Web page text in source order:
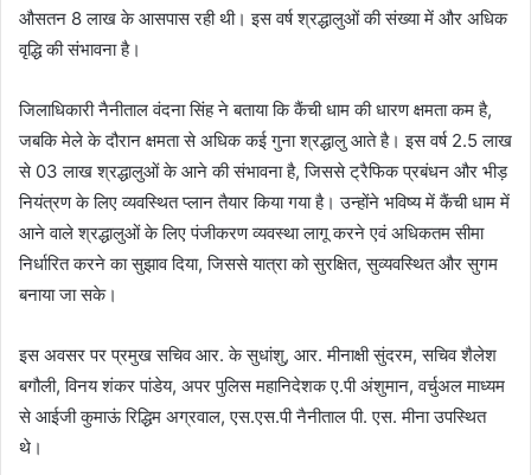
औसतन 8 लाख के आसपास रही थी। इस वर्ष श्रद्धालुओं की संख्या में और अधिक
वृद्धि की संभावना है।
जिलाधिकारी नैनीताल वंदना सिंह ने बताया कि कैंची धाम की धारण क्षमता कम है,
जबकि मेले के दौरान क्षमता से अधिक कई गुना श्रद्धालु आते है। इस वर्ष 2.5 लाख
से 03 लाख श्रद्धालुओं के आने की संभावना है, जिससे ट्रैफिक प्रबंधन और भीड़
नियंत्रण के लिए व्यवस्थित प्लान तैयार किया गया है। उन्होंने भविष्य में कैंची धाम में
आने वाले श्रद्धालुओं के लिए पंजीकरण व्यवस्था लागू करने एवं अधिकतम सीमा
निर्धारित करने का सुझाव दिया, जिससे यात्रा को सुरक्षित, सुव्यवस्थित और सुगम
बनाया जा सके।
इस अवसर पर प्रमुख सचिव आर. के सुधांशु, आर. मीनाक्षी सुंदरम, सचिव शैलेश
बगौली, विनय शंकर पांडेय, अपर पुलिस महानिदेशक ए.पी अंशुमान, वर्चुअल माध्यम
से आईजी कुमाऊं रिद्धिम अग्रवाल, एस.एस.पी नैनीताल पी. एस. मीना उपस्थित
थे।